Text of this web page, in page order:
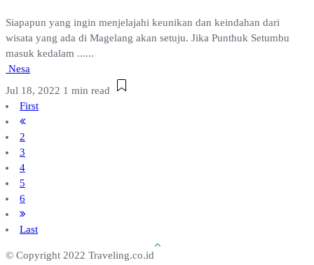
Siapapun yang ingin menjelajahi keunikan dan keindahan dari
wisata yang ada di Magelang akan setuju. Jika Punthuk Setumbu
masuk kedalam ......
Nesa
Jul 18, 2022 1 min read
First
2
3
4
5
6
Last
© Copyright 2022 Traveling.co.id